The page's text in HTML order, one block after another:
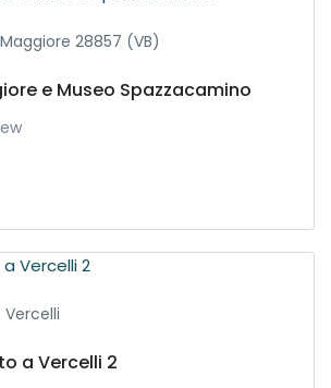
28857 (VB)
e Museo Spazzacamino
Vercelli
a Vercelli 2